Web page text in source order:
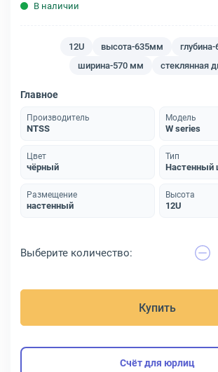
В наличии
12U высота-635мм
ширина-570 мм
стеклянная
Главное
Производитель
NTSS
Модель
W series
Цвет
чёрный
Тип
Настенный
Размещение
настенный
Высота
12U
Выберите количество:
Купить
Счёт для юрлиц